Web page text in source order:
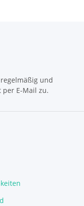
regelmäßig und
E-Mail zu.